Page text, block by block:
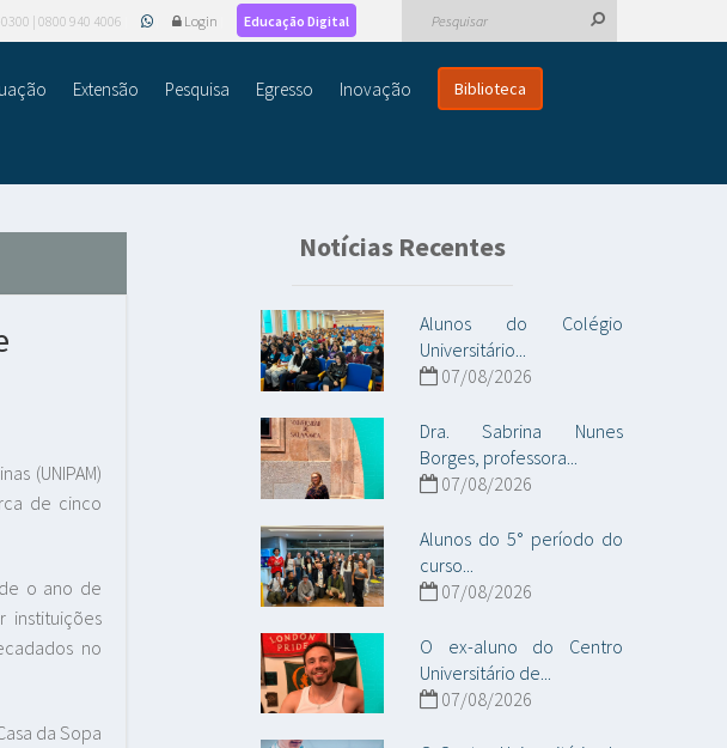
| 0800 940 4006 Login Educação Digital
Extensão Pesquisa Egresso Inovação Biblioteca
(UNIPAM)
de cinco
o ano de
instituições
no
da Sopa
Notícias Recentes
Alunos do Colégio
Universitário...
07/08/2026
Dra. Sabrina Nunes
Borges, professora...
07/08/2026
Alunos do 5° período do
curso...
07/08/2026
O ex-aluno do Centro
Universitário de...
07/08/2026